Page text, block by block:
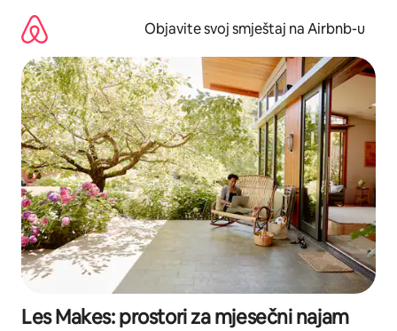
sadržaj
Objavite svoj smještaj na Airbnb-u
Les Makes: prostori za mjesečni najam